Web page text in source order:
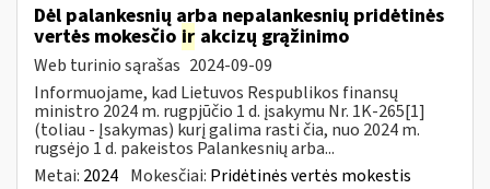
Dėl palankesnių arba nepalankesnių pridėtinės
vertės mokesčio ir akcizų grąžinimo
Web turinio sąrašas 2024-09-09
Informuojame, kad Lietuvos Respublikos finansų
ministro 2024 m. rugpjūčio 1 d. įsakymu Nr. 1K-265[1]
(toliau - Įsakymas) kurį galima rasti čia, nuo 2024 m.
rugsėjo 1 d. pakeistos Palankesnių arba...
Metai: 2024 Mokesčiai: Pridėtinės vertės mokestis